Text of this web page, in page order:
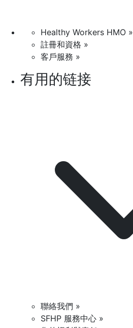
Healthy Workers HMO »
註冊和資格 »
客戶服務 »
有用的链接
聯絡我們 »
SFHP 服務中心 »